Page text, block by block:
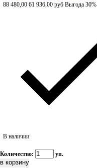
88 480,00 61 936,00 руб Выгода 30%
В наличии
Количество: уп.